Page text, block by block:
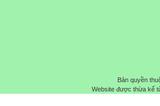
Bản quyền
Website được thừa kế